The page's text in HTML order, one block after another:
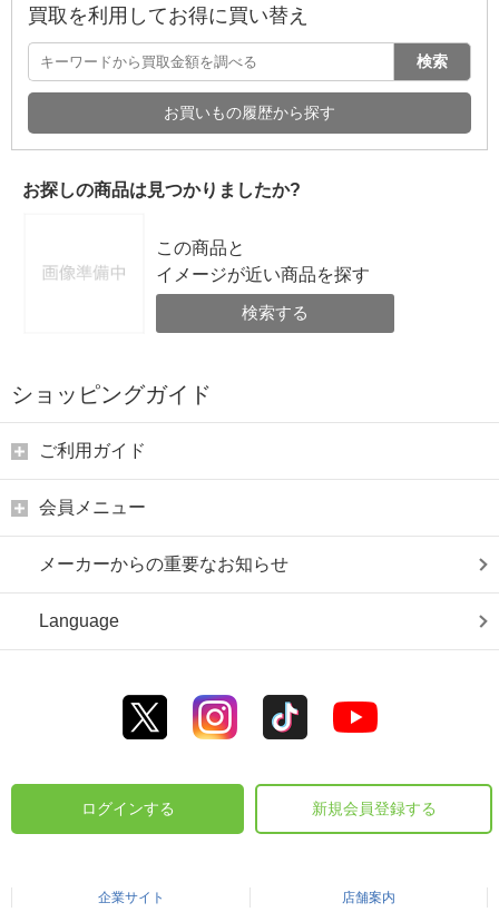
買取を利用してお得に買い替え
検索
お買いもの履歴から探す
お探しの商品は見つかりましたか?
この商品と
イメージが近い商品を探す
検索する
ショッピングガイド
ご利用ガイド
会員メニュー
メーカーからの重要なお知らせ
Language
ログインする 新規会員登録する
企業サイト 店舗案内